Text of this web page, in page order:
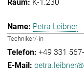
K-1.230
Petra Leibner
Techniker/-in
+49 331